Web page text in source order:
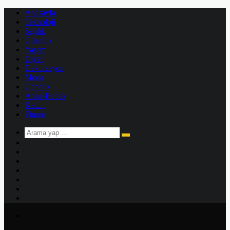
Anasayfa
Teknoloji
Sağlık
Güzellik
Yaşam
Diyet
Dekorasyon
Moda
Gebelik
Anne-Bebek
Kadın
Finans
Arama